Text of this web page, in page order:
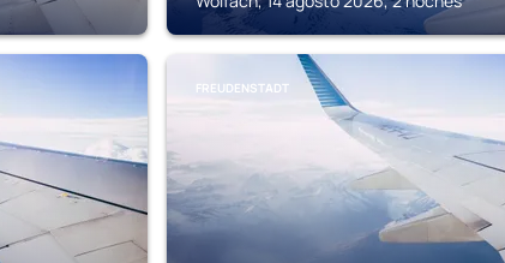
FREUDENSTADT